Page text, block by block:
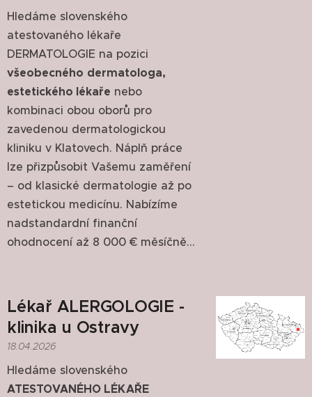
Hledáme slovenského
atestovaného lékaře
DERMATOLOGIE na pozici
všeobecného dermatologa,
estetického lékaře nebo
kombinaci obou oborů pro
zavedenou dermatologickou
kliniku v Klatovech. Náplň práce
lze přizpůsobit Vašemu zaměření
– od klasické dermatologie až po
estetickou medicínu. Nabízíme
nadstandardní finanční
ohodnocení až 8 000 € měsíčně...
Lékař ALERGOLOGIE -
klinika u Ostravy
18.04.2026
Hledáme slovenského
ATESTOVANÉHO LÉKAŘE